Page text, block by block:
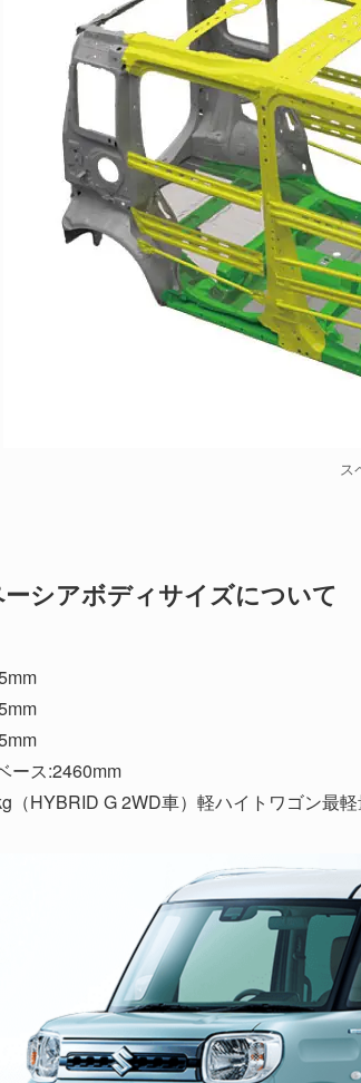
ス
シアボディサイズについて
ース:2460mm
（HYBRID G 2WD車）軽ハイトワゴン最